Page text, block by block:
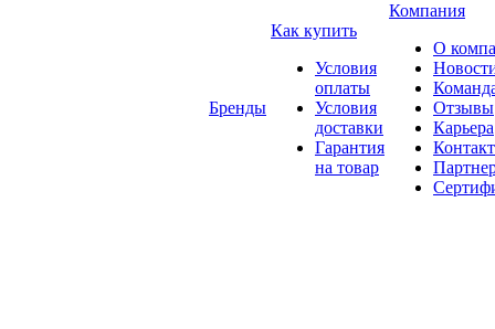
Бренды
Как купить
Условия
оплаты
Условия
доставки
Гарантия
на товар
Компания
О
Отзывы
Карьера